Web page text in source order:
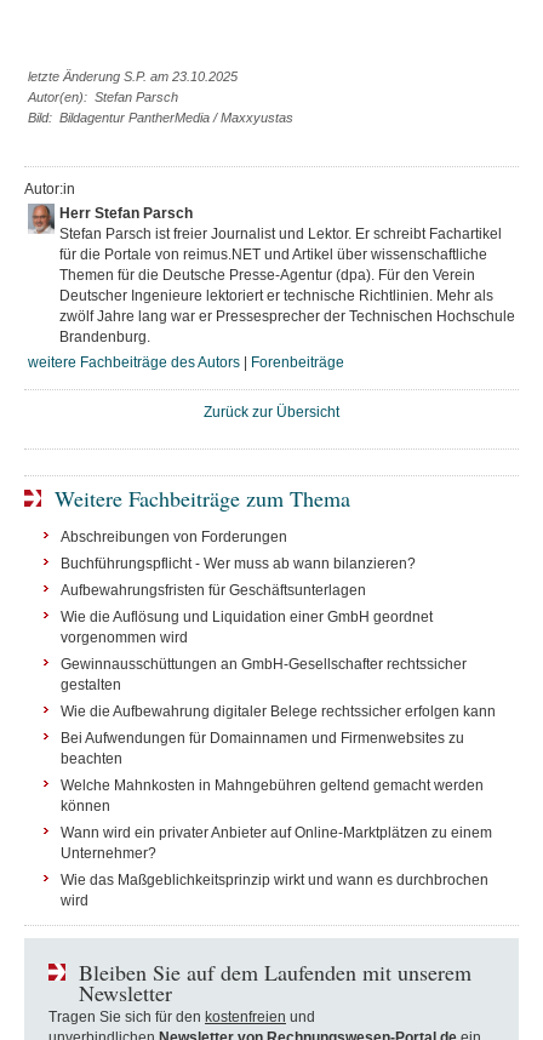
letzte Änderung S.P. am 23.10.2025
Autor(en): Stefan Parsch
Bild: Bildagentur PantherMedia / Maxxyustas
Autor:in
Herr Stefan Parsch
Stefan Parsch ist freier Journalist und Lektor. Er schreibt Fachartikel
für die Portale von reimus.NET und Artikel über wissenschaftliche
Themen für die Deutsche Presse-Agentur (dpa). Für den Verein
Deutscher Ingenieure lektoriert er technische Richtlinien. Mehr als
zwölf Jahre lang war er Pressesprecher der Technischen Hochschule
Brandenburg.
weitere Fachbeiträge des Autors
Forenbeiträge
Zurück zur Übersicht
Weitere Fachbeiträge zum Thema
Abschreibungen von Forderungen
Buchführungspflicht - Wer muss ab wann bilanzieren?
Aufbewahrungsfristen für Geschäftsunterlagen
Wie die Auflösung und Liquidation einer GmbH geordnet
vorgenommen wird
Gewinnausschüttungen an GmbH-Gesellschafter rechtssicher
gestalten
Wie die Aufbewahrung digitaler Belege rechtssicher erfolgen kann
Bei Aufwendungen für Domainnamen und Firmenwebsites zu
beachten
Welche Mahnkosten in Mahngebühren geltend gemacht werden
können
Wann wird ein privater Anbieter auf Online-Marktplätzen zu einem
Unternehmer?
Wie das Maßgeblichkeitsprinzip wirkt und wann es durchbrochen
wird
Bleiben Sie auf dem Laufenden mit unserem
Newsletter
Tragen Sie sich für den kostenfreien und